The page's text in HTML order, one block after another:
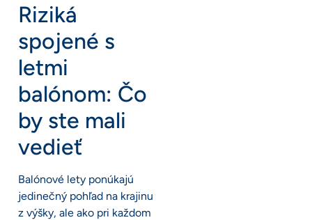
Riziká
spojené s
letmi
balónom: Čo
by ste mali
vedieť
Balónové lety ponúkajú
jedinečný pohľad na krajinu
z výšky, ale ako pri každom